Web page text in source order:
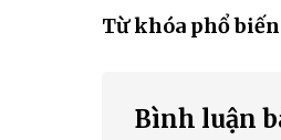
Từ khóa phổ
Bình luận